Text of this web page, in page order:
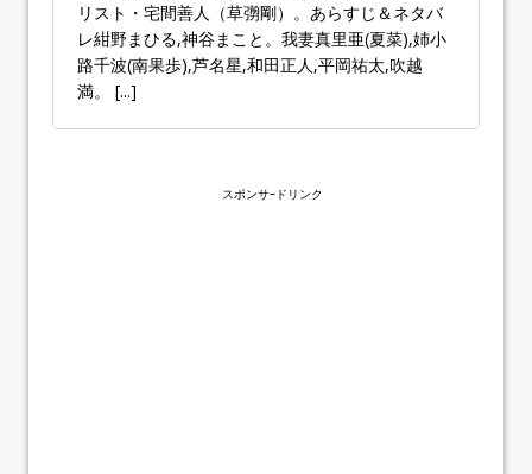
リスト・宅間善人（草彅剛）。あらすじ＆ネタバ
レ紺野まひる,神谷まこと。我妻真里亜(夏菜),姉小
路千波(南果歩),芦名星,和田正人,平岡祐太,吹越
満。 [...]
スポンサｰドリンク